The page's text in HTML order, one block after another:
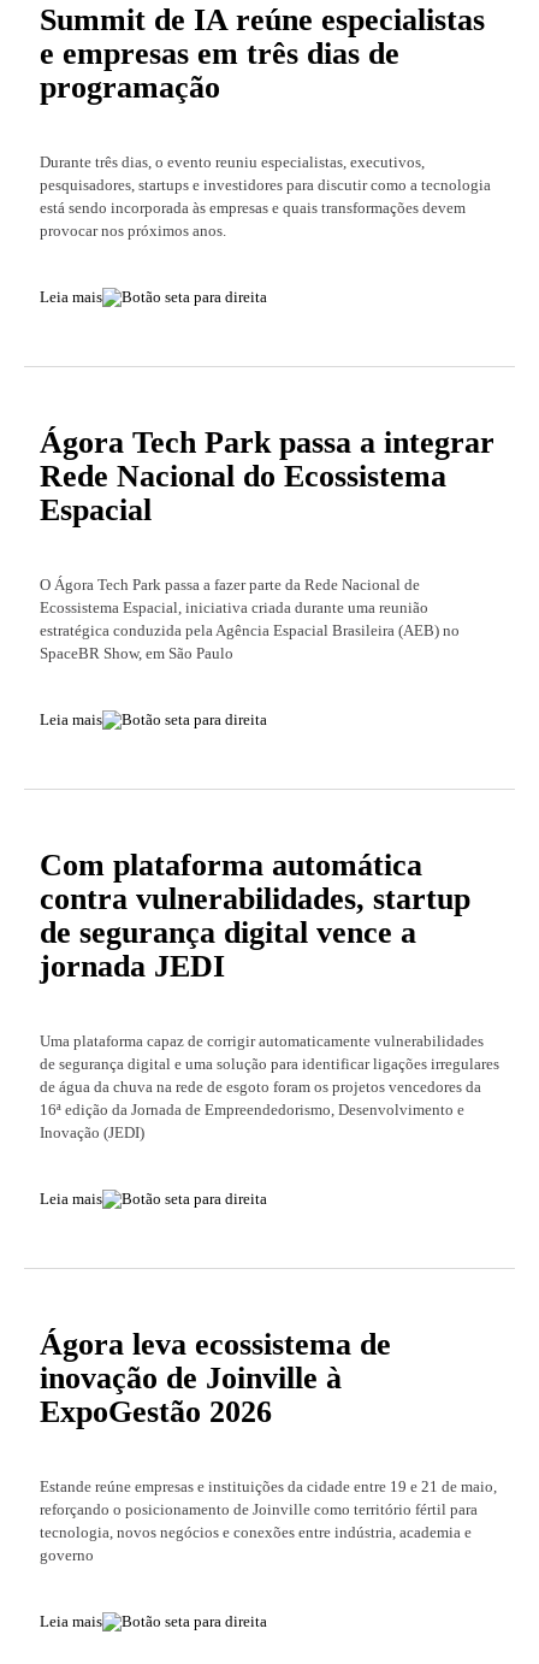
Summit de IA reúne especialistas
e empresas em três dias de
programação
Durante três dias, o evento reuniu especialistas, executivos,
pesquisadores, startups e investidores para discutir como a tecnologia
está sendo incorporada às empresas e quais transformações devem
provocar nos próximos anos.
Leia mais
Ágora Tech Park passa a integrar
Rede Nacional do Ecossistema
Espacial
O Ágora Tech Park passa a fazer parte da Rede Nacional de
Ecossistema Espacial, iniciativa criada durante uma reunião
estratégica conduzida pela Agência Espacial Brasileira (AEB) no
SpaceBR Show, em São Paulo
Leia mais
Com plataforma automática
contra vulnerabilidades, startup
de segurança digital vence a
jornada JEDI
Uma plataforma capaz de corrigir automaticamente vulnerabilidades
de segurança digital e uma solução para identificar ligações irregulares
de água da chuva na rede de esgoto foram os projetos vencedores da
16ª edição da Jornada de Empreendedorismo, Desenvolvimento e
Inovação (JEDI)
Leia mais
Ágora leva ecossistema de
inovação de Joinville à
ExpoGestão 2026
Estande reúne empresas e instituições da cidade entre 19 e 21 de maio,
reforçando o posicionamento de Joinville como território fértil para
tecnologia, novos negócios e conexões entre indústria, academia e
governo
Leia mais